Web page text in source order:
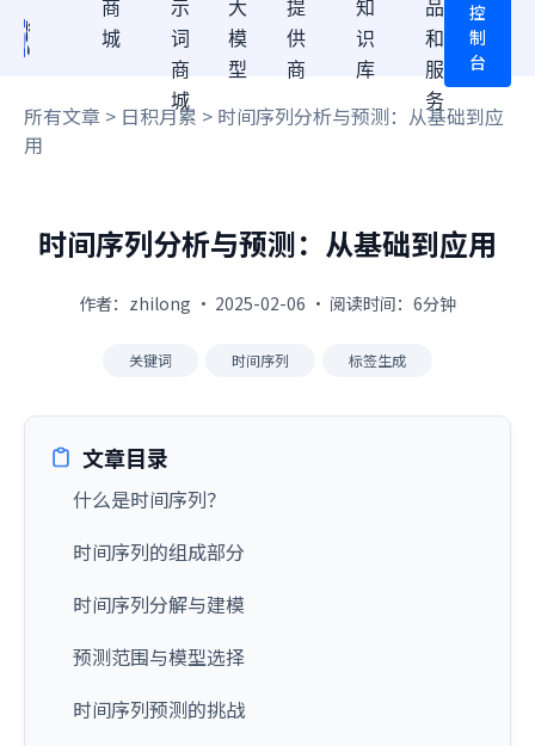
商
城
示
词
商
城
大
模
型
提
供
商
知
识
库
品
和
服
务
控
制
台
所有文章 > 日积月累 > 时间序列分析与预测：从基础到应
用
时间序列分析与预测：从基础到应用
作者：zhilong · 2025-02-06 · 阅读时间：6分钟
关键词 时间序列 标签生成
文章目录
什么是时间序列？
时间序列的组成部分
时间序列分解与建模
预测范围与模型选择
时间序列预测的挑战